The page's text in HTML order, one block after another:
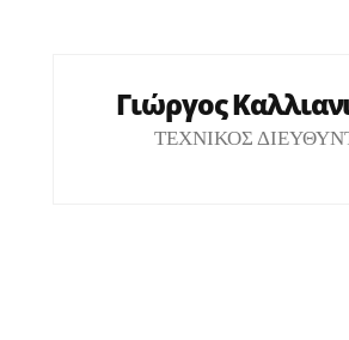
Γιώργος
ΤΕΧΝΙΚΟΣ